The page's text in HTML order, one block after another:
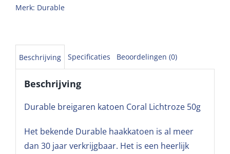
Merk: Durable
Beschrijving Specificaties Beoordelingen (0)
Beschrijving
Durable breigaren katoen Coral Lichtroze 50g
Het bekende Durable haakkatoen is al meer
dan 30 jaar verkrijgbaar. Het is een heerlijk